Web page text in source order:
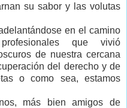
su sabor y las volutas
en el camino
que vivió
de nuestra cercana
del derecho y de
o como sea, estamos
más bien amigos de